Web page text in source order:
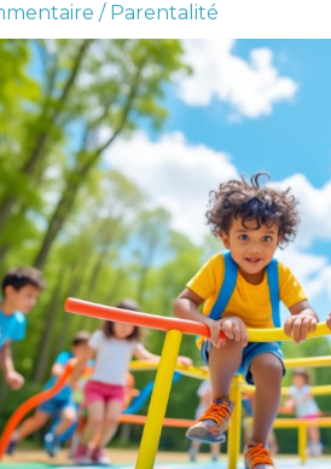
/ Parentalité